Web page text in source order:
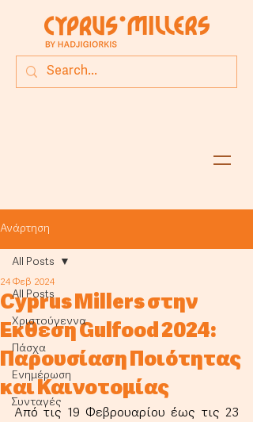
Ανάρτηση
All Posts
Χριστούγεννα
Πάσχα
Ενημέρωση
Συνταγές
All Posts
Cyprus Millers στην
Έκθεση Gulfood 2024:
Παρουσίαση Ποιότητας
και Καινοτομίας
24 Φεβ 2024
Από τις 19 Φεβρουαρίου έως τις 23